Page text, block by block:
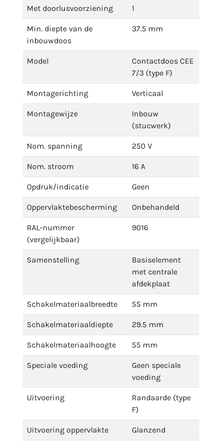
Met doorlusvoorziening 1
Min. diepte van de
inbouwdoos
37.5 mm
Model
Contactdoos CEE
7/3 (type F)
Montagerichting Verticaal
Montagewijze
Inbouw
(stucwerk)
Nom. spanning 250 V
Nom. stroom 16 A
Opdruk/indicatie Geen
Oppervlaktebescherming Onbehandeld
RAL-nummer
(vergelijkbaar)
9016
Samenstelling
Basiselement
met centrale
afdekplaat
Schakelmateriaalbreedte 55 mm
Schakelmateriaaldiepte 29.5 mm
Schakelmateriaalhoogte 55 mm
Speciale voeding
Geen speciale
voeding
Uitvoering
Randaarde (type
F)
Uitvoering oppervlakte Glanzend